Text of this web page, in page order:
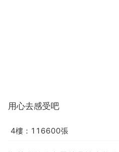
用心去感受吧
4樓：116600張